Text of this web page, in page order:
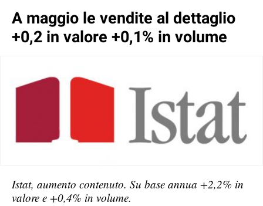
A maggio le vendite al dettaglio
+0,2 in valore +0,1% in volume
Istat, aumento contenuto. Su base annua +2,2% in
valore e +0,4% in volume.